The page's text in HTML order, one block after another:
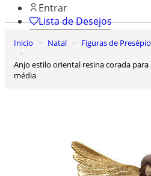
Entrar
Lista de Desejos
Inicio Natal
Figuras de Presépio
Anjo estilo oriental resina corada para presépio com figuras 42 cm altura
média